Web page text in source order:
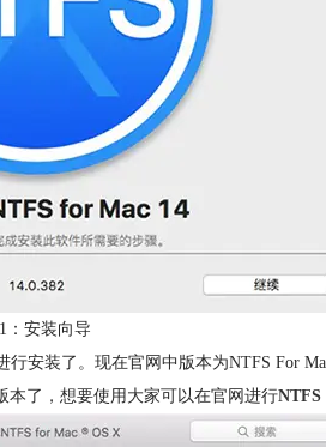
：安装向导
安装了。现在官网中版本为NTFS For
本了，想要使用大家可以在官网进行NTFS